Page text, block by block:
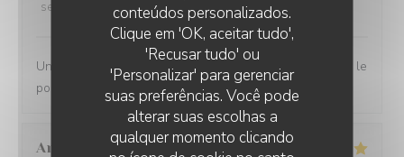
conteúdos personalizados.
Clique em 'OK, aceitar tudo',
'Recusar tudo' ou
'Personalizar' para gerenciar
suas preferências. Você pode
alterar suas escolhas a
qualquer momento clicando
service
ambience: 5/5 menu: 5/5 quality_price
Une très bonne halte. Nous nous sommes régalés avec le
poulpe du chef.
Andrea
L'EBULLITION